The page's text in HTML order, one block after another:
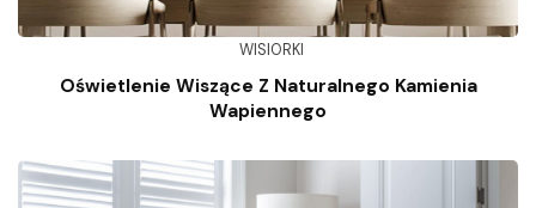
WISIORKI
Oświetlenie Wiszące Z Naturalnego Kamienia
Wapiennego